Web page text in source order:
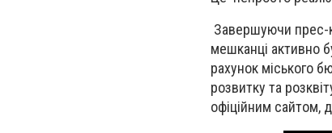
Завершуючи прес-
мешканці активно
рахунок міського
розвитку та
офіційним сайтом,